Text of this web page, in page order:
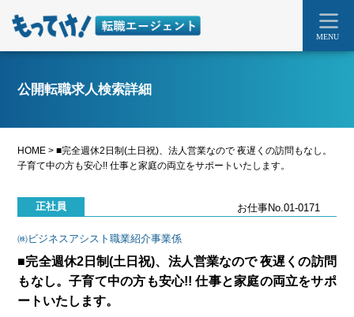
MENU
公開転職求人検索詳細
HOME >■完全週休2日制(土日祝)、法人営業なので 夜遅くの訪問もなし。
子育て中の方も安心!! 仕事と家庭の両立をサポートいたします。
正社員 お仕事No.01-0171
㈱ビジネスアシスト職業紹介事業係
■完全週休2日制(土日祝)、法人営業なので 夜遅くの訪問
もなし。子育て中の方も安心!! 仕事と家庭の両立をサポ
ートいたします。